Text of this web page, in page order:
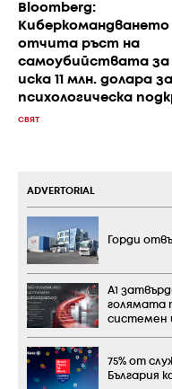
Bloomberg:
отчита ръст на
самоубийствата за
иска 11 млн. долара за
психологическа
СВЯТ
ADVERTORIAL
Горди
А1
голямата
системен
75% от
България